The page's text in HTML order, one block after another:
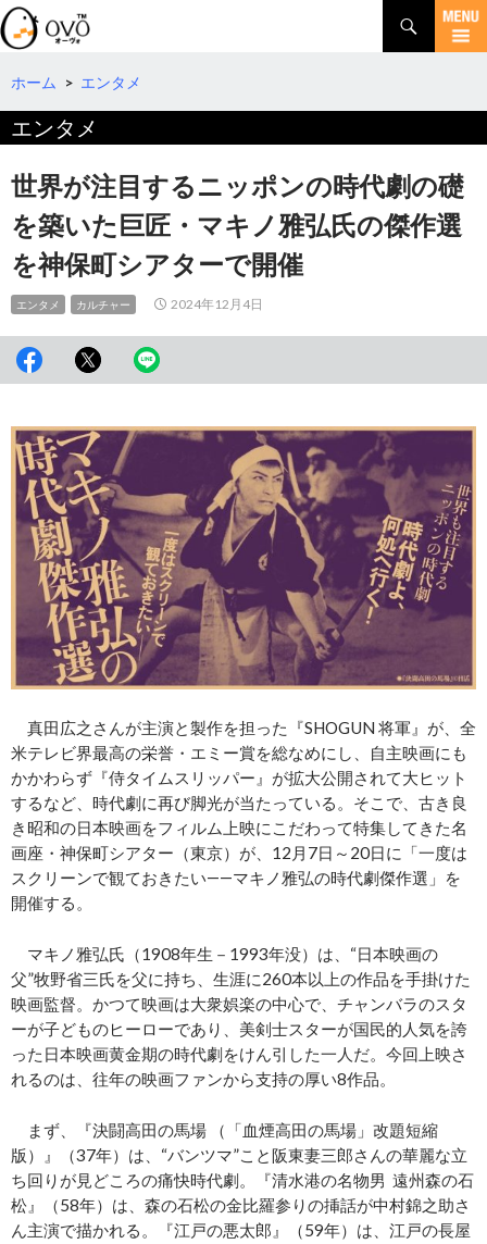
検
索
コ
テ
へ
ホーム > エンタメ
エンタメ
世界が注目するニッポンの時代劇の礎
を築いた巨匠・マキノ雅弘氏の傑作選
を神保町シアターで開催
エンタメ カルチャー 2024年12月4日
真田広之さんが主演と製作を担った『SHOGUN 将軍』が、全
米テレビ界最高の栄誉・エミー賞を総なめにし、自主映画にも
かかわらず『侍タイムスリッパー』が拡大公開されて大ヒット
するなど、時代劇に再び脚光が当たっている。そこで、古き良
き昭和の日本映画をフィルム上映にこだわって特集してきた名
画座・神保町シアター（東京）が、12月7日～20日に「一度は
スクリーンで観ておきたい――マキノ雅弘の時代劇傑作選」を
開催する。
マキノ雅弘氏（1908年生－1993年没）は、“日本映画の
父”牧野省三氏を父に持ち、生涯に260本以上の作品を手掛けた
映画監督。かつて映画は大衆娯楽の中心で、チャンバラのスタ
ーが子どものヒーローであり、美剣士スターが国民的人気を誇
った日本映画黄金期の時代劇をけん引した一人だ。今回上映さ
れるのは、往年の映画ファンから支持の厚い8作品。
まず、『決闘高田の馬場 （「血煙高田の馬場」改題短縮
版）』（37年）は、“バンツマ”こと阪東妻三郎さんの華麗な立
ち回りが見どころの痛快時代劇。『清水港の名物男 遠州森の石
松』（58年）は、森の石松の金比羅参りの挿話が中村錦之助さ
ん主演で描かれる。『江戸の悪太郎』（59年）は、江戸の長屋